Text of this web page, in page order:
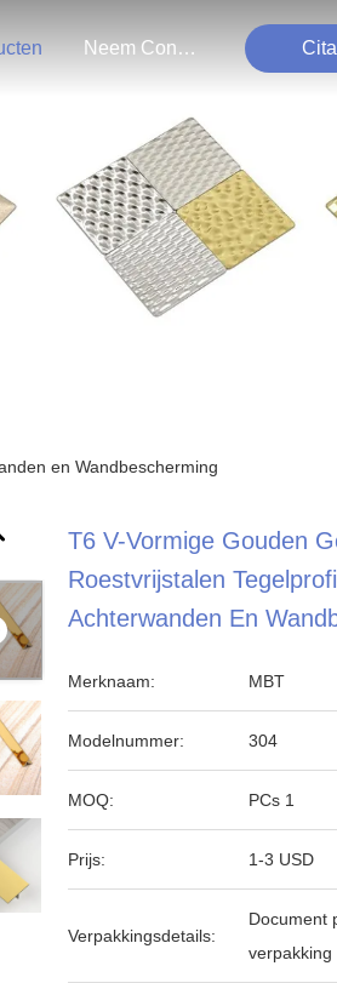
Neem Contact Met Ons Op
en Wandbescherming
T6 V-Vormige Gouden
Roestvrijstalen
Achterwanden En
Merknaam: MBT
Modelnummer: 304
MOQ: PCs 1
Prijs: 1-3 USD
Verpakkingsdetails:
Document
verpakking